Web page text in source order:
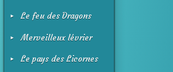
Le feu des Dragons
Merveilleux lévrier
GalgoLe pays des Licornes